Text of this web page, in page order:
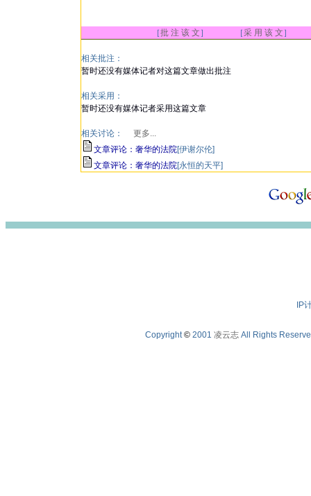
［批 注 该 文 ］ ［采 用 该 文 ］
相关批注：
暂时还没有媒体记者对这篇文章做出批注
相关采用：
暂时还没有媒体记者采用这篇文章
相关讨论： 更多...
文章评论：奢华的法院[伊谢尔伦]
文章评论：奢华的法院[永恒的天平]
IP
Copyright© 2001 凌云志 All Rights